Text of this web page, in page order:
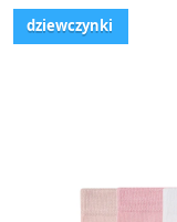
dziewczynki